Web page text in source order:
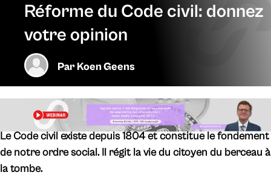
Réforme du Code civil: donnez
votre opinion
ParKoen Geens
Le Code civil existe depuis 1804 et constitue le fondement
de notre ordre social. Il régit la vie du citoyen du berceau à
la tombe.